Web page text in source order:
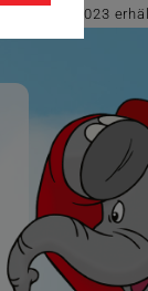
Herbst 2023